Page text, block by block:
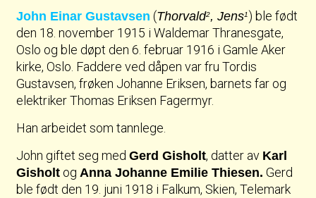
John Einar Gustavsen (Thorvald2, Jens1) ble født
den 18. november 1915 i Waldemar Thranesgate,
Oslo og ble døpt den 6. februar 1916 i Gamle Aker
kirke, Oslo. Faddere ved dåpen var fru Tordis
Gustavsen, frøken Johanne Eriksen, barnets far og
elektriker Thomas Eriksen Fagermyr.
Han arbeidet som tannlege.
John giftet seg medGerd Gisholt, datter av Karl
Gisholt og Anna Johanne Emilie Thiesen. Gerd
ble født den 19. juni 1918 i Falkum, Skien, Telemark